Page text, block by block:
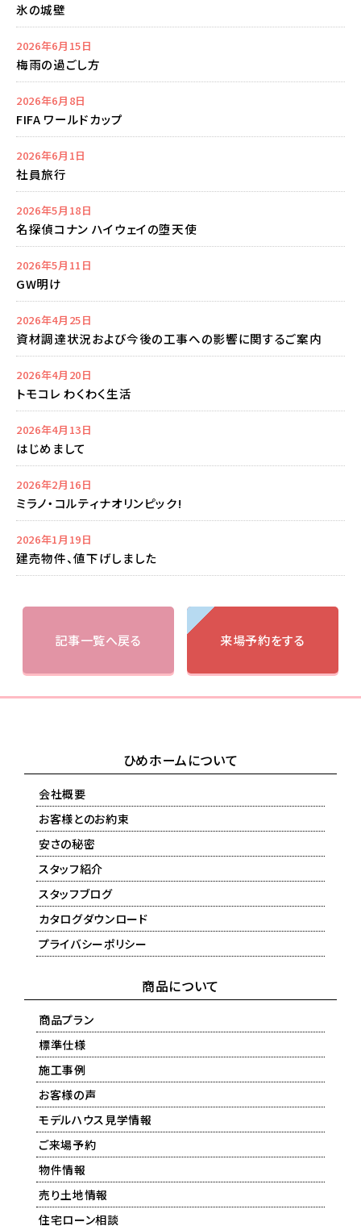
氷の城壁
2026年6月15日
梅雨の過ごし方
2026年6月8日
FIFA ワールドカップ
2026年6月1日
社員旅行
2026年5月18日
名探偵コナン ハイウェイの堕天使
2026年5月11日
GW明け
2026年4月25日
資材調達状況および今後の工事への影響に関するご案内
2026年4月20日
トモコレ わくわく生活
2026年4月13日
はじめまして
2026年2月16日
ミラノ・コルティナオリンピック!
2026年1月19日
建売物件、値下げしました
記事一覧へ戻る 来場予約をする
ひめホームについて
会社概要
お客様とのお約束
安さの秘密
スタッフ紹介
スタッフブログ
カタログダウンロード
プライバシーポリシー
商品について
商品プラン
標準仕様
施工事例
お客様の声
モデルハウス見学情報
ご来場予約
物件情報
売り土地情報
住宅ローン相談